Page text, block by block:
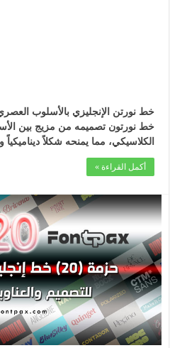
خط نورتن الإنجليزي بالأسلوب
خط نورتون تصميمه من مزيج بين
الكلاسيكي، مما يمنحه شكلاً
أكمل القراءة »